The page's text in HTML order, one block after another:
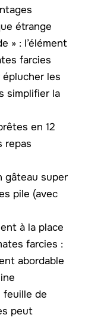
étrange
» : l’élément
farcies
les
simplifier la
en 12
repas
gâteau super
pile (avec
à la place
farcies :
abordable
feuille de
peut